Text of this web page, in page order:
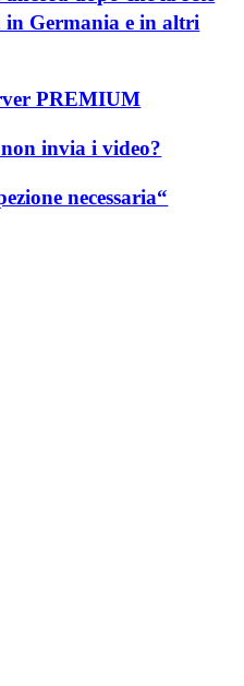
in Germania e in altri
PREMIUM
invia i video?
necessaria“